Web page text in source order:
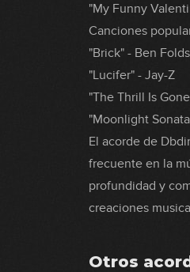
"My Funny
Canciones
"Brick" - Ben
"Lucifer" - Jay-Z
"The Thrill Is
"Moonlight
El acorde de
frecuente en la
profundidad y
creaciones
Otros